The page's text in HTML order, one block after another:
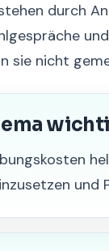
durch
sie nicht
und